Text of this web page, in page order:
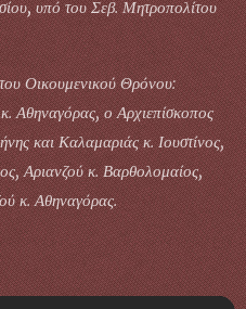
υπό του Σεβ. Μητροπολίτου
Οικουμενικού Θρόνου:
Αθηναγόρας, ο Αρχιεπίσκοπος
και Καλαμαριάς κ. Ιουστίνος,
Αριανζού κ. Βαρθολομαίος,
κ. Αθηναγόρας.